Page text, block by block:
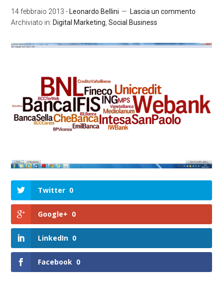
14 febbraio 2013 - Leonardo Bellini
Lascia un commento
Archiviato in: Digital Marketing ,Social Business
Twitter 0
Google+ 0
LinkedIn 0
Facebook 0